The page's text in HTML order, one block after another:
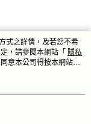
式之詳情，及若您不希
，請參閱本網站「 隱私
意本公司得按本網站使